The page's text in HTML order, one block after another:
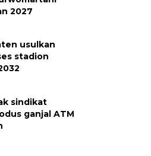
2027
usulkan
stadion
sindikat
ganjal ATM